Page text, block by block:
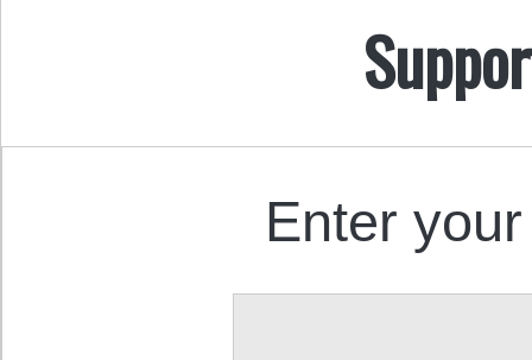
Enter